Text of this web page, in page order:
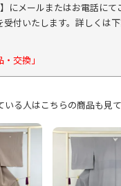
にメールまたはお電話にて
受付いたします。詳しくは
交換」
いる人はこちらの商品も見